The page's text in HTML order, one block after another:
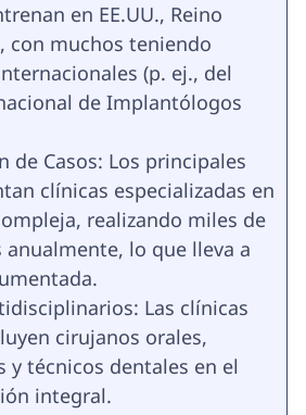
en EE.UU., Reino
con muchos teniendo
(p. ej., del
de Implantólogos
de Casos: Los principales
clínicas especializadas en
realizando miles de
lo que lleva a
Las clínicas
cirujanos orales,
y técnicos dentales en el
integral.